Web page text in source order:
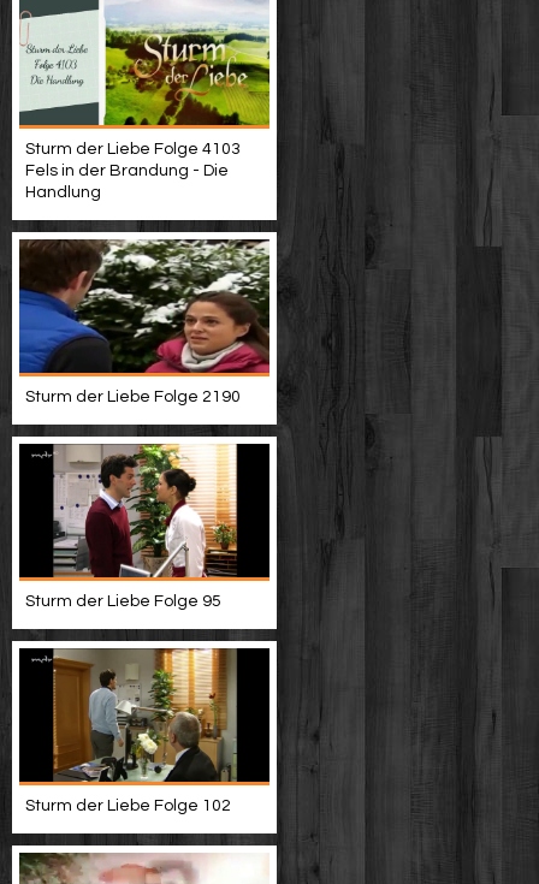
Sturm der Liebe Folge 4103
Fels in der Brandung - Die
Handlung
Sturm der Liebe Folge 2190
Sturm der Liebe Folge 95
Sturm der Liebe Folge 102